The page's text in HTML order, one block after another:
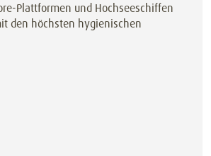
Plattformen und Hochseeschiffen
den höchsten hygienischen